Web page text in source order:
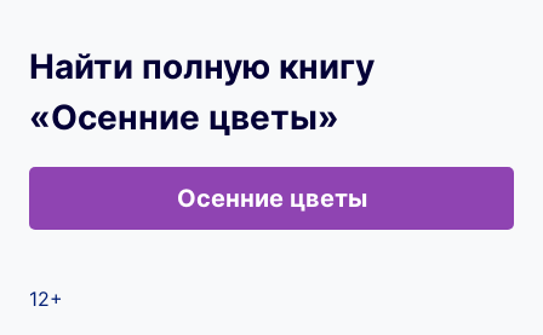
Найти полную книгу
«Осенние цветы»
Осенние цветы
12+